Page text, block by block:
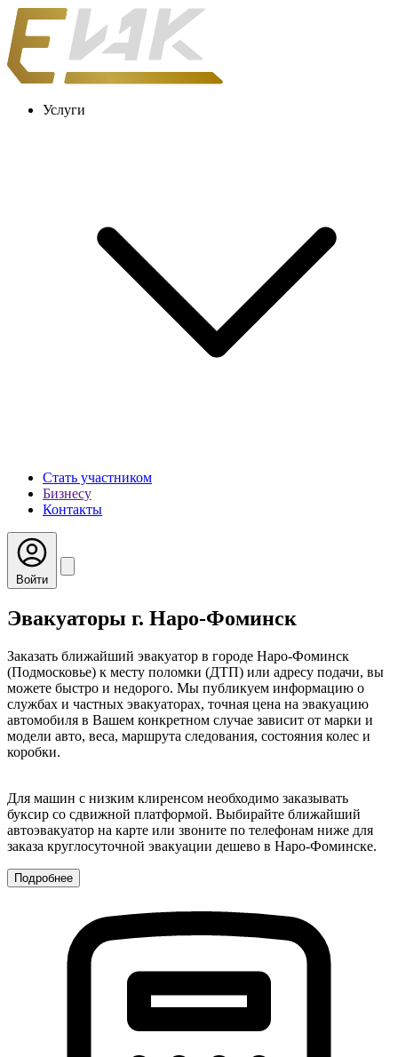
Услуги
Стать участником
Бизнесу
Контакты
Войти
Эвакуаторы г. Наро-Фоминск
Заказать ближайший эвакуатор в городе Наро-Фоминск
(Подмосковье) к месту поломки (ДТП) или адресу подачи, вы
можете быстро и недорого. Мы публикуем информацию о
службах и частных эвакуаторах, точная цена на эвакуацию
автомобиля в Вашем конкретном случае зависит от марки и
модели авто, веса, маршрута следования, состояния колес и
коробки.
Для машин с низким клиренсом необходимо заказывать
буксир со сдвижной платформой. Выбирайте ближайший
автоэвакуатор на карте или звоните по телефонам ниже для
заказа круглосуточной эвакуации дешево в Наро-Фоминске.
Подробнее